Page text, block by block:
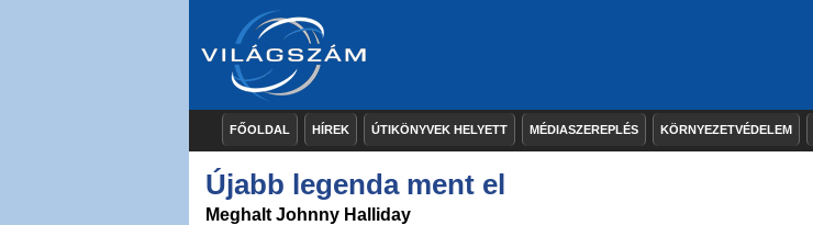
FŐOLDAL HÍREK ÚTIKÖNYVEK HELYETT MÉDIASZEREPLÉS KÖRNYEZETVÉDELEM
Újabb legenda ment el
Meghalt Johnny Halliday